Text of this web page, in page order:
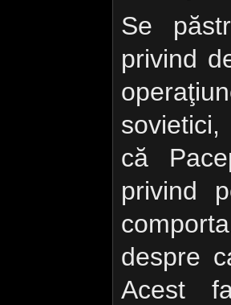
Se
privind
că
privind
despre
Acest